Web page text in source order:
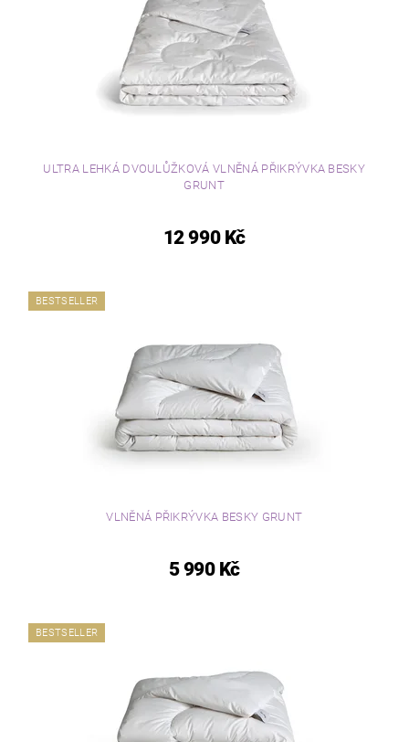
ULTRA LEHKÁ DVOULŮŽKOVÁ VLNĚNÁ PŘIKRÝVKA BESKY
GRUNT
12 990 Kč
BESTSELLER
VLNĚNÁ PŘIKRÝVKA BESKY GRUNT
5 990 Kč
BESTSELLER